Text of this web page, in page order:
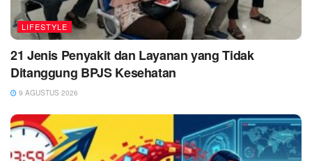
LIFESTYLE
21 Jenis Penyakit dan Layanan yang Tidak
Ditanggung BPJS Kesehatan
9 AGUSTUS 2026